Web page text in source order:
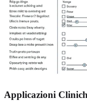
Applicazioni